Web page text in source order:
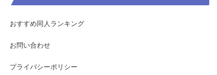
おすすめ同人ランキング
お問い合わせ
プライバシーポリシー